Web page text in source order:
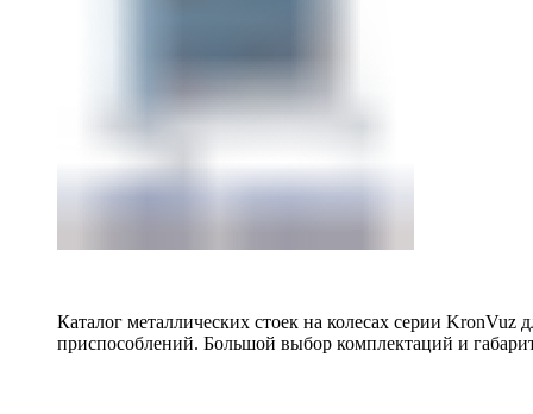
Каталог металлических стоек на колесах серии KronVuz
приспособлений. Большой выбор комплектаций и